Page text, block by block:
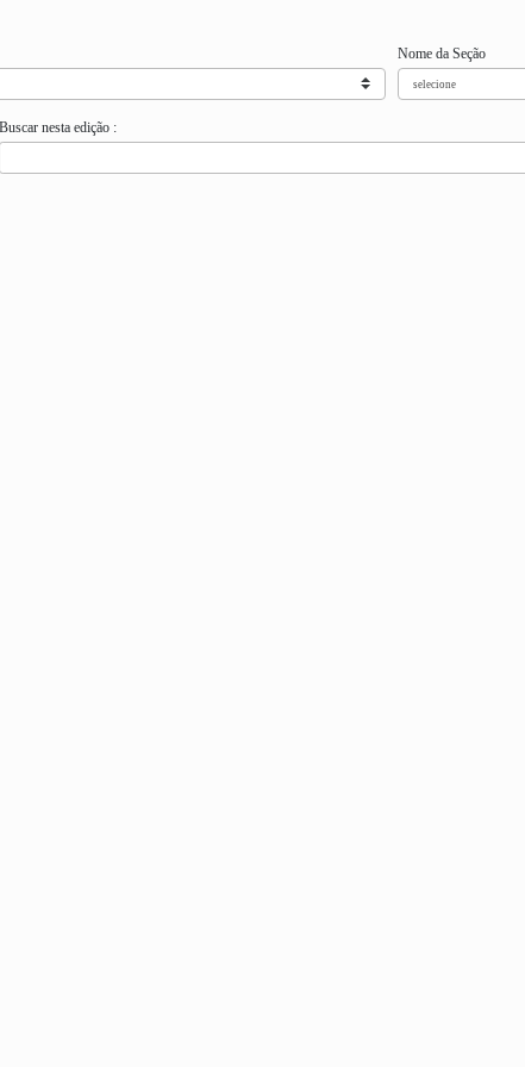
Nome da Seção
Buscar nesta edição :